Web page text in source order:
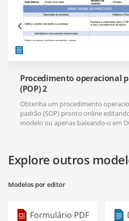
Procedimento operacional
(POP) 2
Obtenha um procedimento
padrão (SOP) pronto online
modelo ou apenas baixando-o em
Explore outros
Modelos por editor
Formulário PDF